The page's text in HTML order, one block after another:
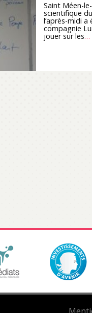
Saint Méen-
scientifique
l’après-midi a
compagnie
jouer sur les…